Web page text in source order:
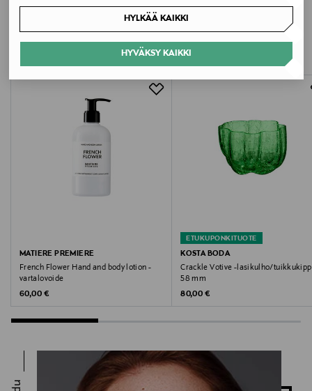
HYLKÄÄ KAIKKI
HYVÄKSY KAIKKI
Valmistajan tuotenumero
1000619
Valmistaja
Valmistajan osoite
Midsona Finland Oy, PL/BOX 5, FI-01511 VANTAA,
Digitaalinen osoite
LISÄÄ KIINNOSTAVIA
TUOTTEITA
MATIERE PREMIERE
French Flower Hand and body lotion -
vartalovoide
Original Price
60,00 €
ETUKUPONKITUOTE
KOSTA BODA
Crackle Votive -lasikulho/
58 mm
Original Price
80,00 €